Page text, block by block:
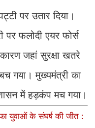
पर उतार दिया।
पर फलोदी एयर फोर्स
जहां सुरक्षा खतरे
गया। मुख्यमंत्री का
में हड़कंप मच गया।
युवाओं के संघर्ष की जीत :